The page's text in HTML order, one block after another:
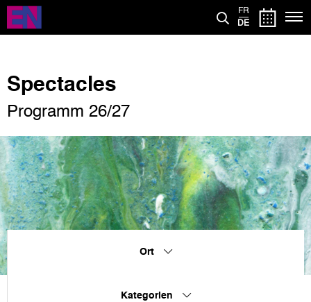
Direkt
zum
Inhalt
FR
DE
Spectacles
Programm 26/27
Ort
Kategorien